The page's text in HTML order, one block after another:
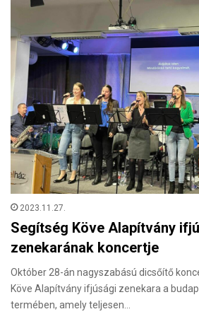
2023.11.27.
Segítség Köve Alapítvány
zenekarának koncertje
Október 28-án nagyszabású dicsőítő
Köve Alapítvány ifjúsági zenekara a
termében, amely teljesen…